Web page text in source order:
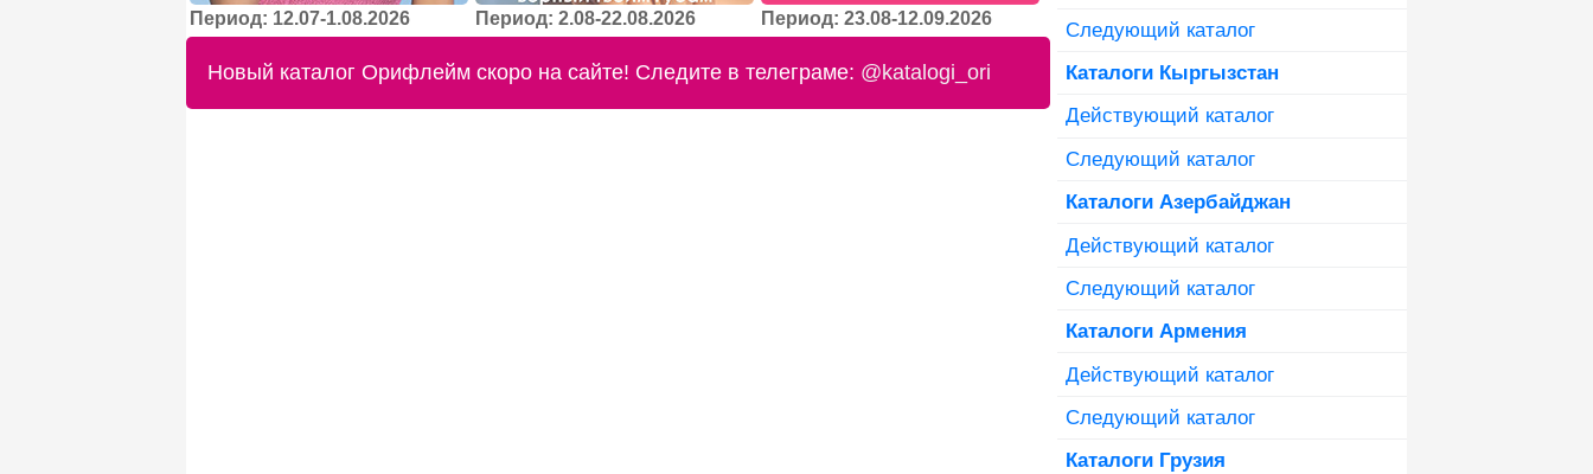
Период: 12.07-1.08.2026 Период: 2.08-22.08.2026 Период: 23.08-12.09.2026
Новый каталог Орифлейм скоро на сайте! Следите в телеграме: @katalogi_ori
Следующий каталог
Каталоги Кыргызстан
Действующий каталог
Следующий каталог
Каталоги Азербайджан
Действующий каталог
Следующий каталог
Каталоги Армения
Действующий каталог
Следующий каталог
Каталоги Грузия